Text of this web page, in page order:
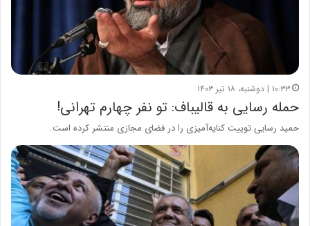
۱۰:۳۳ | دوشنبه، ۱۸ تیر ۱۴۰۳
حمله رسایی به قالیباف: تو نفر چهارم تهرانی!
حمید رسایی توییت کنایه‌آمیزی را در فضای مجازی منتشر کرده است.